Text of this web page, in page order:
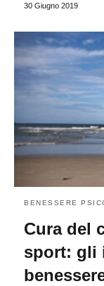
30 Giugno 2019
BENESSERE
Cura del
sport: gli